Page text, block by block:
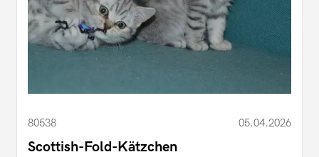
80538 05.04.2026
Scottish-Fold-Kätzchen